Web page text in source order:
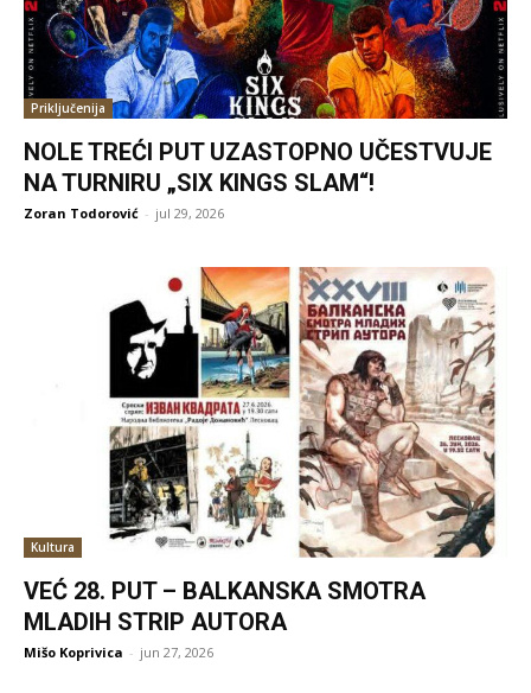
Priključenija
NOLE TREĆI PUT UZASTOPNO UČESTVUJE
NA TURNIRU „SIX KINGS SLAM“!
Zoran Todorović - jul 29, 2026
Kultura
VEĆ 28. PUT – BALKANSKA SMOTRA
MLADIH STRIP AUTORA
Mišo Koprivica - jun 27, 2026